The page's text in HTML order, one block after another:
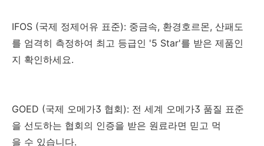
IFOS (국제 정제어유 표준): 중금속, 환경호르몬, 산패도
를 엄격히 측정하여 최고 등급인 '5 Star'를 받은 제품인
지 확인하세요.
GOED (국제 오메가3 협회): 전 세계 오메가3 품질 표준
을 선도하는 협회의 인증을 받은 원료라면 믿고 먹
을 수 있습니다.